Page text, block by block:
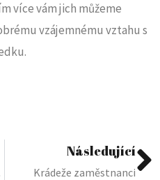
více vám jich můžeme
vzájemnému vztahu s
Následující
Krádeže zaměstnanci